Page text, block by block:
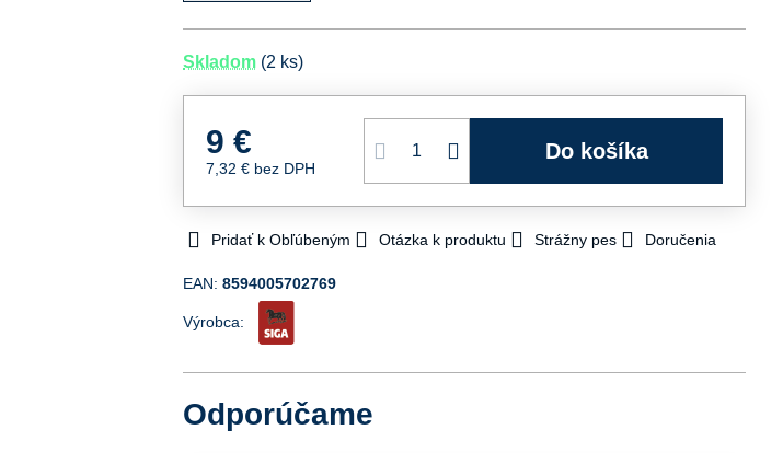
Skladom (2 ks)
9 €
7,32 € bez DPH
Do košíka
Pridať k Obľúbeným Otázka k produktu Strážny pes Doručenia
EAN:8594005702769
Výrobca:
Odporúčame